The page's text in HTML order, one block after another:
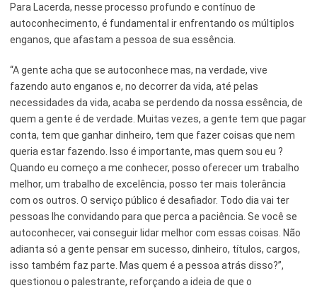
Para Lacerda, nesse processo profundo e contínuo de
autoconhecimento, é fundamental ir enfrentando os múltiplos
enganos, que afastam a pessoa de sua essência.
“A gente acha que se autoconhece mas, na verdade, vive
fazendo auto enganos e, no decorrer da vida, até pelas
necessidades da vida, acaba se perdendo da nossa essência, de
quem a gente é de verdade. Muitas vezes, a gente tem que pagar
conta, tem que ganhar dinheiro, tem que fazer coisas que nem
queria estar fazendo. Isso é importante, mas quem sou eu ?
Quando eu começo a me conhecer, posso oferecer um trabalho
melhor, um trabalho de excelência, posso ter mais tolerância
com os outros. O serviço público é desafiador. Todo dia vai ter
pessoas lhe convidando para que perca a paciência. Se você se
autoconhecer, vai conseguir lidar melhor com essas coisas. Não
adianta só a gente pensar em sucesso, dinheiro, títulos, cargos,
isso também faz parte. Mas quem é a pessoa atrás disso?”,
questionou o palestrante, reforçando a ideia de que o